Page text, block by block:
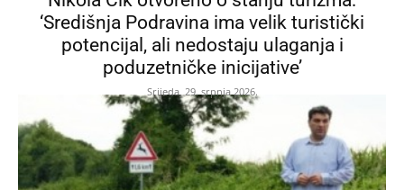
‘Središnja Podravina ima velik turistički
potencijal, ali nedostaju ulaganja i
poduzetničke inicijative’
Srijeda, 29. srpnja 2026.